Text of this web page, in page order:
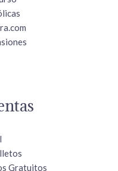
Gratuitos